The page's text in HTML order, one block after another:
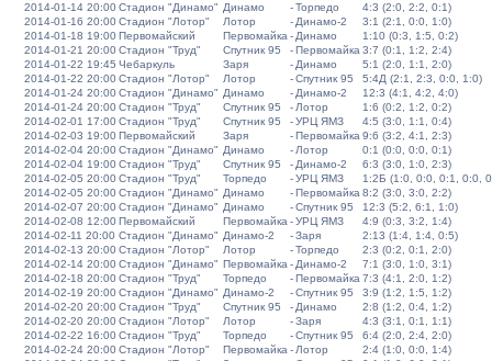
2014-01-14 20:00Стадион "Динамо" Динамо -Торпедо
4:3 (2:0, 2:2, 0:1)
2014-01-16 20:00Стадион "Лотор" Лотор - Динамо-2
3:1 (2:1, 0:0, 1:0)
2014-01-18 19:00Первомайский Первомайка - Динамо
1:10 (0:3, 1:5, 0:2)
2014-01-21 20:00Стадион "Труд" Спутник 95 -Первомайка 3:7 (0:1, 1:2, 2:4)
2014-01-22 19:45 Чебаркуль Заря - Динамо
5:1 (2:0, 1:1, 2:0)
2014-01-22 20:00Стадион "Лотор" Лотор -Спутник 95
5:4Д (2:1, 2:3, 0:0, 1:0)
2014-01-24 20:00Стадион "Динамо" Динамо - Динамо-2
12:3 (4:1, 4:2, 4:0)
2014-01-24 20:00Стадион "Труд" Спутник 95 - Лотор
1:6 (0:2, 1:2, 0:2)
2014-02-01 17:00Стадион "Труд" Спутник 95 -УРЦ ЯМЗ
4:5 (3:0, 1:1, 0:4)
2014-02-03 19:00Первомайский Заря -Первомайка 9:6 (3:2, 4:1, 2:3)
2014-02-04 20:00Стадион "Динамо" Динамо - Лотор
0:1 (0:0, 0:0, 0:1)
2014-02-04 19:00Стадион "Труд" Спутник 95 - Динамо-2
6:3 (3:0, 1:0, 2:3)
2014-02-05 20:00Стадион "Труд" Торпедо -УРЦ ЯМЗ
1:2Б (1:0, 0:0, 0:1, 0:0,
2014-02-05 20:00Стадион "Динамо" Динамо -Первомайка 8:2 (3:0, 3:0, 2:2)
2014-02-07 20:00Стадион "Динамо" Динамо -Спутник 95
12:3 (5:2, 6:1, 1:0)
2014-02-08 12:00Первомайский Первомайка -УРЦ ЯМЗ
4:9 (0:3, 3:2, 1:4)
2014-02-11 20:00 Стадион "Динамо" Динамо-2 -Заря
2:13 (1:4, 1:4, 0:5)
2014-02-13 20:00Стадион "Лотор" Лотор -Торпедо
2:3 (0:2, 0:1, 2:0)
2014-02-14 20:00Стадион "Динамо" Первомайка - Динамо-2
7:1 (3:0, 1:0, 3:1)
2014-02-18 20:00Стадион "Труд" Торпедо -Первомайка 7:3 (4:1, 2:0, 1:2)
2014-02-19 20:00Стадион "Динамо" Динамо-2 -Спутник 95
3:9 (1:2, 1:5, 1:2)
2014-02-20 20:00Стадион "Труд" Спутник 95 - Динамо
2:8 (1:2, 0:4, 1:2)
2014-02-20 20:00Стадион "Лотор" Лотор -Заря
4:3 (3:1, 0:1, 1:1)
2014-02-22 16:00Стадион "Труд" Торпедо -Спутник 95
6:4 (2:0, 2:4, 2:0)
2014-02-24 20:00Стадион "Лотор" Первомайка - Лотор
2:4 (1:0, 0:0, 1:4)